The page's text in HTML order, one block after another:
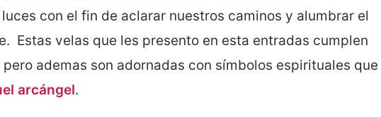
con el fin de aclarar nuestros caminos y alumbrar el
Estas velas que les presento en esta entradas cumplen
ademas son adornadas con símbolos espirituales que
arcángel.